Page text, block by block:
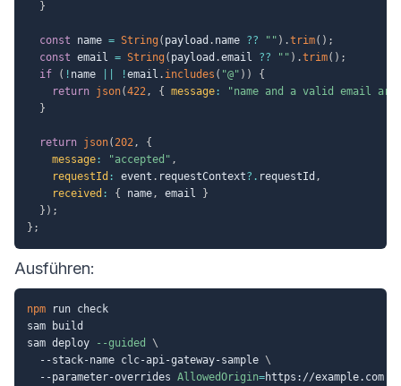
}
const name = String ( payload . name ?? "" ) .trim( ) ;
const email = String ( payload .email ?? "" ) .trim( ) ;
if
( ! name !email . includes ( "@" ) )
{
return json(422, { message :
"name and a valid email
}
return json( 202,
{
message : "accepted" ,
requestId : event . requestContext?. requestId ,
received : { name, email
}
} ) ;
} ;
Ausführen:
npm run check
sam build
sam deploy
--guided
\
  --stack-name clc-api-gateway-sample
\
  --parameter-overrides
AllowedOrigin=